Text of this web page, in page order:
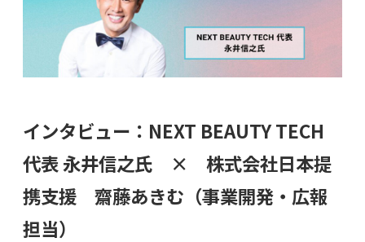
インタビュー：NEXT BEAUTY TECH
代表 永井信之氏 × 株式会社日本提
携支援 齋藤あきむ（事業開発・広報
担当）